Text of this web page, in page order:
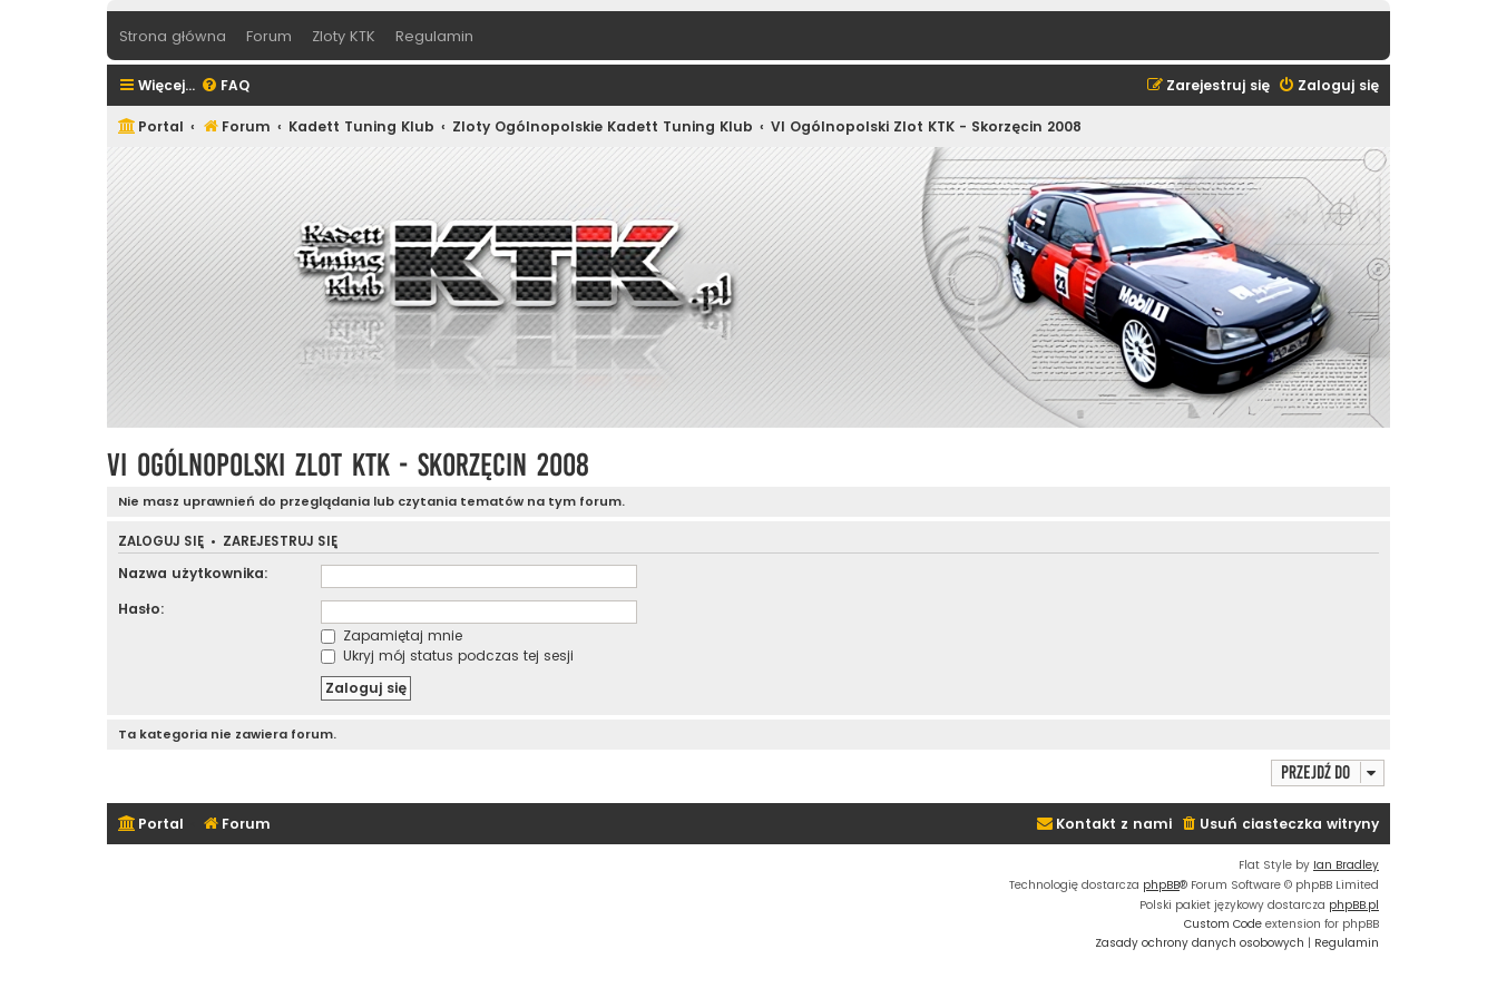
Strona główna Forum Zloty KTK Regulamin
Więcej… FAQ Zaloguj się
Zarejestruj się
Portal Forum Kadett Tuning Klub Zloty Ogólnopolskie Kadett Tuning Klub VI Ogólnopolski Zlot KTK - Skorzęcin 2008
VI Ogólnopolski Zlot KTK - Skorzęcin 2008
Nie masz uprawnień do przeglądania lub czytania tematów na tym forum.
ZALOGUJ SIĘ • ZAREJESTRUJ SIĘ
Nazwa użytkownika:
Hasło:
Zapamiętaj mnie
Ukryj mój status podczas tej sesji
Ta kategoria nie zawiera forum.
Przejdź do
Portal Forum Usuń ciasteczka witryny
Kontakt z nami
Flat Style by Ian Bradley
Technologię dostarcza phpBB® Forum Software © phpBB Limited
Polski pakiet językowy dostarcza phpBB.pl
Custom Code extension for phpBB
Zasady ochrony danych osobowych | Regulamin